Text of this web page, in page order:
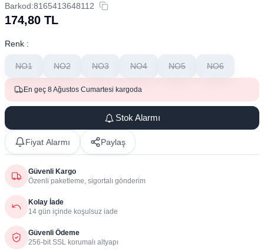
Barkod:8165413648112
174,80 TL
Renk :
NO1 NO2 NO3 NO4 NO5 NO6
En geç 8 Ağustos Cumartesi kargoda
Stok Alarmı
Fiyat Alarmı Paylaş
Güvenli Kargo
Özenli paketleme, sigortalı gönderim
Kolay İade
14 gün içinde koşulsuz iade
Güvenli Ödeme
256-bit SSL korumalı altyapı